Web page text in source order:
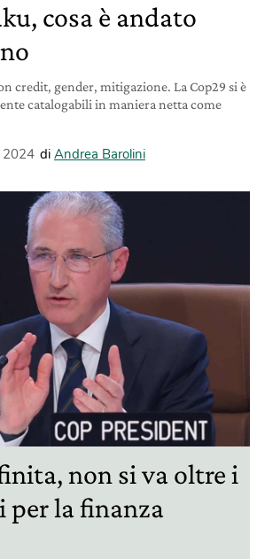
cosa è andato
credit, gender, mitigazione. La Cop29 si è
catalogabili in maniera netta come
2024 di Andrea Barolini
non si va oltre i
la finanza